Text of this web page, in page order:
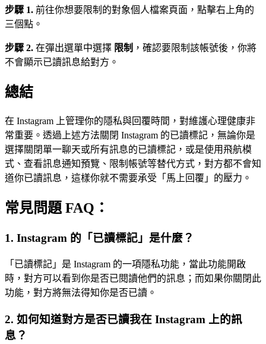
步驟 1. 前往你想要限制的對象個人檔案頁面，點擊右上角的
三個點。
步驟 2. 在彈出選單中選擇 限制 ，確認要限制該帳號後，你將
不會顯示已讀訊息給對方。
總結
在 Instagram 上管理你的隱私與回覆時間，對維護心理健康非
常重要。透過上述方法關閉 Instagram 的已讀標記，無論你是
選擇關閉單一聊天或所有訊息的已讀標記，或是使用飛航模
式、查看訊息通知預覽、限制帳號等替代方式，對方都不會知
道你已讀訊息，這樣你就不需要承受「馬上回覆」的壓力。
常見問題 FAQ：
1. Instagram 的「已讀標記」是什麼？
「已讀標記」是 Instagram 的一項隱私功能，當此功能開啟
時，對方可以看到你是否已閱讀他們的訊息；而如果你關閉此
功能，對方將無法得知你是否已讀。
2. 如何知道對方是否已讀我在 Instagram 上的訊
息？